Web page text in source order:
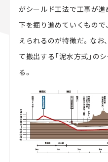
がシールド工法で工事が
下を掘り進めていくもので
えられるのが特徴だ。なお
て搬出する「泥水方式」の
る。